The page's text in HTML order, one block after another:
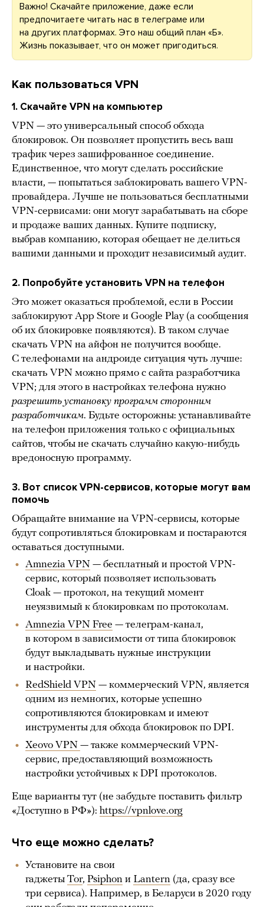
Важно! Скачайте приложение, даже если
предпочитаете читать нас в телеграме или
на других платформах. Это наш общий план «Б».
Жизнь показывает, что он может пригодиться.
Как пользоваться VPN
1. Скачайте VPN на компьютер
VPN — это универсальный способ обхода
блокировок. Он позволяет пропустить весь ваш
трафик через зашифрованное соединение.
Единственное, что могут сделать российские
власти, — попытаться заблокировать вашего VPN-
провайдера. Лучше не пользоваться бесплатными
VPN-сервисами: они могут зарабатывать на сборе
и продаже ваших данных. Купите подписку,
выбрав компанию, которая обещает не делиться
вашими данными и проходит независимый аудит.
2. Попробуйте установить VPN на телефон
Это может оказаться проблемой, если в России
заблокируют App Store и Google Play (а сообщения
об их блокировке появляются). В таком случае
скачать VPN на айфон не получится вообще.
С телефонами на андроиде ситуация чуть лучше:
скачать VPN можно прямо с сайта разработчика
VPN; для этого в настройках телефона нужно
разрешить установку программ сторонним
разработчикам. Будьте осторожны: устанавливайте
на телефон приложения только с официальных
сайтов, чтобы не скачать случайно какую-нибудь
вредоносную программу.
3. Вот список VPN-сервисов, которые могут вам
помочь
Обращайте внимание на VPN-сервисы, которые
будут сопротивляться блокировкам и постараются
оставаться доступными.
Amnezia VPN — бесплатный и простой VPN-
сервис, который позволяет использовать
Cloak — протокол, на текущий момент
неуязвимый к блокировкам по протоколам.
Amnezia VPN Free — телеграм-канал,
в котором в зависимости от типа блокировок
будут выкладывать нужные инструкции
и настройки.
RedShield VPN — коммерческий VPN, является
одним из немногих, которые успешно
сопротивляются блокировкам и имеют
инструменты для обхода блокировок по DPI.
Xeovo VPN — также коммерческий VPN-
сервис, предоставляющий возможность
настройки устойчивых к DPI протоколов.
Еще варианты тут (не забудьте поставить фильтр
«Доступно в РФ»): https://vpnlove.org
Что еще можно сделать?
Установите на свои
гаджеты Tor, Psiphon и Lantern (да, сразу все
три сервиса). Например, в Беларуси в 2020 году